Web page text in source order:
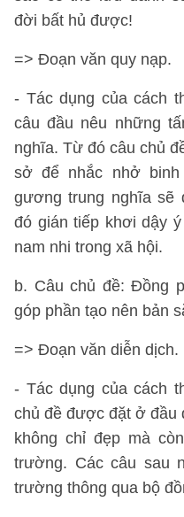
đời bất hủ được!
=> Đoạn văn quy nạp.
- Tác dụng của cách
câu đầu nêu những
nghĩa. Từ đó câu chủ
sở để nhắc nhở
gương trung nghĩa
đó gián tiếp khơi dậy
nam nhi trong xã hội.
b. Câu chủ đề: Đồng
góp phần tạo nên bản
=> Đoạn văn diễn dịch.
- Tác dụng của cách
chủ đề được đặt ở đầu
không chỉ đẹp mà
trường. Các câu sau
trường thông qua bộ